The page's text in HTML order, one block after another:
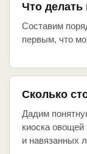
Что
Составим
первым, что
Сколько
Дадим
киоска
и навязанных